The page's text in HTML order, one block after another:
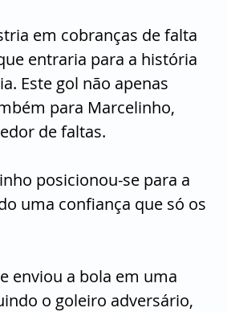
em cobranças de falta
entraria para a história
Este gol não apenas
para Marcelinho,
de faltas.
posicionou-se para a
uma confiança que só os
enviou a bola em uma
o goleiro adversário,